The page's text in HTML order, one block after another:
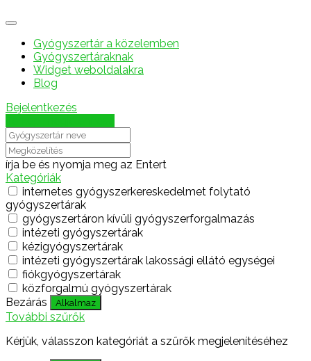
Gyógyszertár a közelemben
Gyógyszertáraknak
Widget weboldalakra
Blog
Bejelentkezés
írja be és nyomja meg az Entert
Kategóriák
internetes gyógyszerkereskedelmet folytató
gyógyszertárak
gyógyszertáron kívüli gyógyszerforgalmazás
intézeti gyógyszertárak
kézigyógyszertárak
intézeti gyógyszertárak lakossági ellátó egységei
fiókgyógyszertárak
közforgalmú gyógyszertárak
Bezárás
Alkalmaz
További szűrők
Kérjük, válasszon kategóriát a szűrők megjelenítéséhez